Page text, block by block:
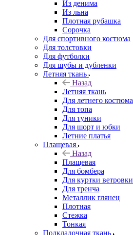
Из денима
Из льна
Плотная рубашка
Сорочка
Для спортивного костюма
Для толстовки
Для футболки
Для шубы и дубленки
Летняя ткань
Назад
Летняя ткань
Для летнего костюма
Для топа
Для туники
Для шорт и юбки
Летние платья
Плащевая
Назад
Плащевая
Для бомбера
Для куртки ветровки
Для тренча
Металлик глянец
Плотная
Стежка
Тонкая
Подкладочная ткань